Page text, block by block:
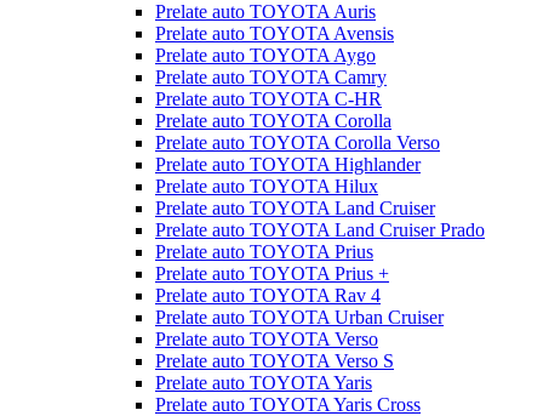
Prelate auto TOYOTA Auris
Prelate auto TOYOTA Avensis
Prelate auto TOYOTA Aygo
Prelate auto TOYOTA Camry
Prelate auto TOYOTA C-HR
Prelate auto TOYOTA Corolla
Prelate auto TOYOTA Corolla Verso
Prelate auto TOYOTA Highlander
Prelate auto TOYOTA Hilux
Prelate auto TOYOTA Land Cruiser
Prelate auto TOYOTA Land Cruiser Prado
Prelate auto TOYOTA Prius
Prelate auto TOYOTA Prius +
Prelate auto TOYOTA Rav 4
Prelate auto TOYOTA Urban Cruiser
Prelate auto TOYOTA Verso
Prelate auto TOYOTA Verso S
Prelate auto TOYOTA Yaris
Prelate auto TOYOTA Yaris Cross